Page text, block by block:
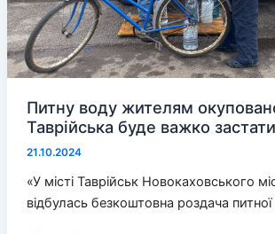
Питну воду жителям
Таврійська буде важко застати
21.10.2024
«У місті Таврійськ Новокаховського
відбулась безкоштовна роздача